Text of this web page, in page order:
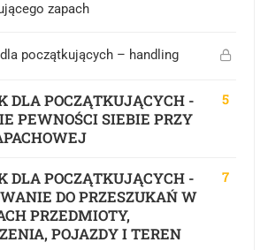
zapach
początkujących – handling
DLA POCZĄTKUJĄCYCH -
PEWNOŚCI SIEBIE PRZY
5
DLA POCZĄTKUJĄCYCH -
DO PRZESZUKAŃ W
PRZEDMIOTY,
POJAZDY I TEREN
7